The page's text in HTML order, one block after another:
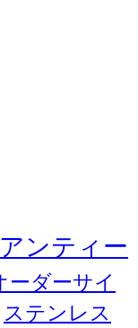
アンティー
ーダーサイ
ステンレス